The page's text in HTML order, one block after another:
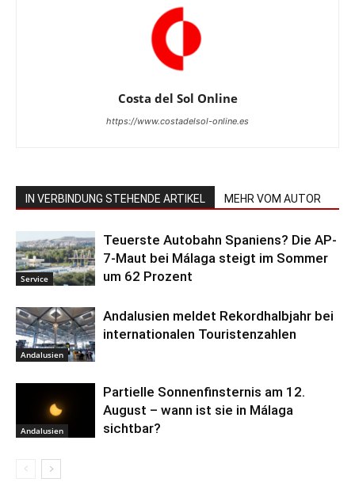
Costa del Sol Online
https://www.costadelsol-online.es
IN VERBINDUNG STEHENDE ARTIKEL MEHR VOM AUTOR
Service
Teuerste Autobahn Spaniens? Die AP-
7-Maut bei Málaga steigt im Sommer
um 62 Prozent
Andalusien
Andalusien meldet Rekordhalbjahr bei
internationalen Touristenzahlen
Andalusien
Partielle Sonnenfinsternis am 12.
August – wann ist sie in Málaga
sichtbar?